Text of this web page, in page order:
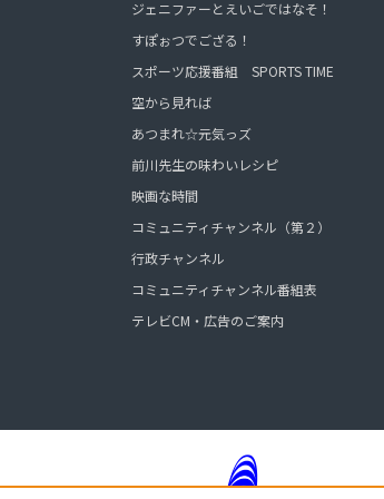
ジェニファーとえいごではなそ！
すぽぉつでござる！
スポーツ応援番組 SPORTS TIME
空から見れば
あつまれ☆元気っズ
前川先生の味わいレシピ
映画な時間
コミュニティチャンネル（第２）
行政チャンネル
コミュニティチャンネル番組表
テレビCM・広告のご案内